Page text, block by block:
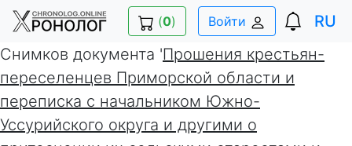
(0) Войти
RU
Снимков документа 'Прошения крестьян-
переселенцев Приморской области и
переписка с начальником Южно-
Уссурийского округа и другими о